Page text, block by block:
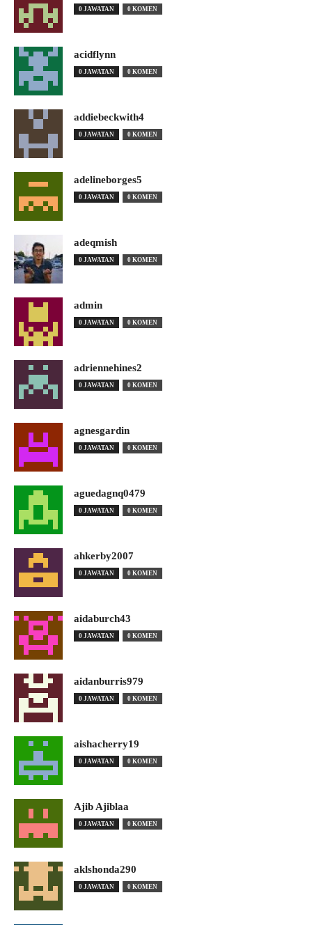
0 JAWATAN 0 KOMEN
acidflynn
0 JAWATAN 0 KOMEN
addiebeckwith4
0 JAWATAN 0 KOMEN
adelineborges5
0 JAWATAN 0 KOMEN
adeqmish
0 JAWATAN 0 KOMEN
admin
0 JAWATAN 0 KOMEN
adriennehines2
0 JAWATAN 0 KOMEN
agnesgardin
0 JAWATAN 0 KOMEN
aguedagnq0479
0 JAWATAN 0 KOMEN
ahkerby2007
0 JAWATAN 0 KOMEN
aidaburch43
0 JAWATAN 0 KOMEN
aidanburris979
0 JAWATAN 0 KOMEN
aishacherry19
0 JAWATAN 0 KOMEN
Ajib Ajiblaa
0 JAWATAN 0 KOMEN
aklshonda290
0 JAWATAN 0 KOMEN